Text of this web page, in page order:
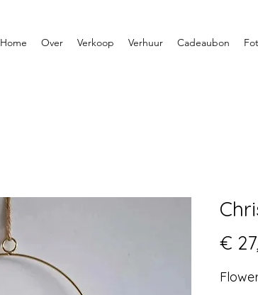
Home Over Verkoop Verhuur Cadeaubon
€